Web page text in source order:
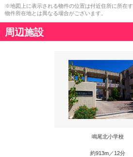
※地図上に表示される物件の位置は付近住所に所在
物件所在地とは異なる場合がございます。
周辺施設
鳴尾北小学校
約913m／12分